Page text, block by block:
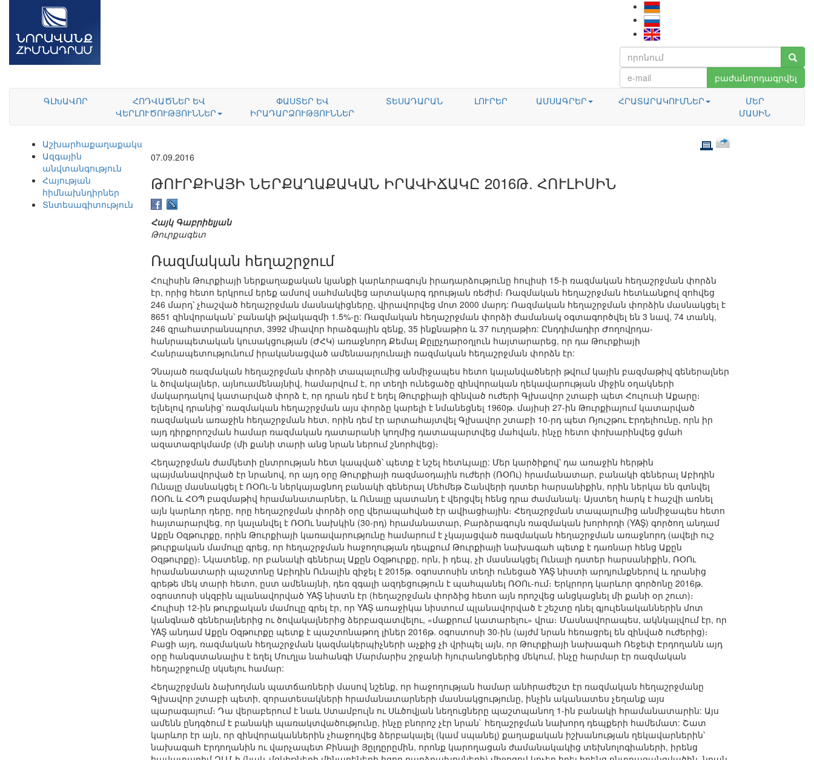
բաժանորդագրվել
ԳԼԽԱՎՈՐ
ՀՈԴՎԱԾՆԵՐ ԵՎ
ՎԵՐԼՈՒԾՈՒԹՅՈՒՆՆԵՐ
ՓԱՍՏԵՐ ԵՎ
ԻՐԱԴԱՐՁՈՒԹՅՈՒՆՆԵՐ
ՏԵՍԱԴԱՐԱՆ ԼՈՒՐԵՐ ԱՄՍԱԳՐԵՐ ՀՐԱՏԱՐԱԿՈՒՄՆԵՐ
ՄԵՐ
ՄԱՍԻՆ
Աշխարհաքաղաքականություն
Ազգային
անվտանգություն
Հայության
հիմնախնդիրներ
Տնտեսագիտություն
07.09.2016
ԹՈՒՐՔԻԱՅԻ ՆԵՐՔԱՂԱՔԱԿԱՆ ԻՐԱՎԻՃԱԿԸ 2016Թ. ՀՈՒԼԻՍԻՆ
Հայկ Գաբրիելյան
Թուրքագետ
Ռազմական հեղաշրջում
Հուլիսին Թուրքիայի ներքաղաքական կյանքի կարևորագույն իրադարձությունը հուլիսի 15-ի ռազմական հեղաշրջման փորձն
էր, որից հետո երկրում երեք ամսով սահմանվեց արտակարգ դրության ռեժիմ։ Ռազմական հեղաշրջման հետևանքով զոհվեց
246 մարդ՝ չհաշված հեղաշրջման մասնակիցները, վիրավորվեց մոտ 2000 մարդ: Ռազմական հեղաշրջման փորձին մասնակցել է
8651 զինվորական՝ բանակի թվակազմի 1.5%-ը: Ռազմական հեղաշրջման փորձի ժամանակ օգտագործվել են 3 նավ, 74 տանկ,
246 զրահատրանսպորտ, 3992 միավոր հրաձգային զենք, 35 ինքնաթիռ և 37 ուղղաթիռ: Ընդդիմադիր Ժողովրդա-
հանրապետական կուսակցության (ԺՀԿ) առաջնորդ Քեմալ Քըլըչդարօղլուն հայտարարեց, որ դա Թուրքիայի
Հանրապետությունում իրականացված ամենաարյունալի ռազմական հեղաշրջման փորձն էր:
Չնայած ռազմական հեղաշրջման փորձի տապալումից անմիջապես հետո կալանվածների թվում կային բազմաթիվ գեներալներ
և ծովակալներ, այնուամենայնիվ, համարվում է, որ տեղի ունեցածը զինվորական ղեկավարության միջին օղակների
մակարդակով կատարված փորձ է, որ դրան դեմ է եղել Թուրքիայի զինված ուժերի Գլխավոր շտաբի պետ Հուլուսի Աքարը։
Ելնելով դրանից՝ ռազմական հեղաշրջման այս փորձը կարելի է նմանեցնել 1960թ. մայիսի 27-ին Թուրքիայում կատարված
ռազմական առաջին հեղաշրջման հետ, որին դեմ էր արտահայտվել Գլխավոր շտաբի 10-րդ պետ Ռյուշթու Էրդելհունը, որն իր
այդ դիրքորոշման համար ռազմական դատարանի կողմից դատապարտվեց մահվան, ինչը հետո փոխարինվեց ցմահ
ազատազրկմամբ (մի քանի տարի անց նրան ներում շնորհվեց)։
Հեղաշրջման ժամկետի ընտրության հետ կապված՝ պետք է նշել հետևյալը: Մեր կարծիքով՝ դա առաջին հերթին
պայմանավորված էր նրանով, որ այդ օրը Թուրքիայի ռազմաօդային ուժերի (ՌՕՈւ) հրամանատար, բանակի գեներալ Աբիդին
Ունալը մասնակցել է ՌՕՈւ-ն ներկայացնող բանակի գեներալ Մեհմեթ Շանվերի դստեր հարսանիքին, որին ներկա են գտնվել
ՌՕՈւ և ՀՕՊ բազմաթիվ հրամանատարներ, և Ունալը պատանդ է վերցվել հենց դրա ժամանակ։ Այստեղ հարկ է հաշվի առնել
այն կարևոր դերը, որը հեղաշրջման փորձի օրը վերապահված էր ավիացիային։ Հեղաշրջման տապալումից անմիջապես հետո
հայտարարվեց, որ կալանվել է ՌՕՈւ նախկին (30-րդ) հրամանատար, Բարձրագույն ռազմական խորհրդի (YAŞ) գործող անդամ
Աքըն Օզթուրքը, որին Թուրքիայի կառավարությունը համարում է չկայացված ռազմական հեղաշրջման առաջնորդ (ավելի ուշ
թուրքական մամուլը գրեց, որ հեղաշրջման հաջողության դեպքում Թուրքիայի նախագահ պետք է դառնար հենց Աքըն
Օզթուրքը)։ Նկատենք, որ բանակի գեներալ Աքըն Օզթուրքը, որն, ի դեպ, չի մասնակցել Ունալի դստեր հարսանիքին, ՌՕՈւ
հրամանատարի պաշտոնը Աբիդին Ունալին զիջել է 2015թ. օգոստոսին տեղի ունեցած YAŞ նիստի արդյունքներով և դրանից
գրեթե մեկ տարի հետո, ըստ ամենայնի, դեռ զգալի ազդեցություն է պահպանել ՌՕՈւ-ում։ Երկրորդ կարևոր գործոնը 2016թ.
օգոստոսի սկզբին պլանավորված YAŞ նիստն էր (հեղաշրջման փորձից հետո այն որոշվեց անցկացնել մի քանի օր շուտ)։
Հուլիսի 12-ին թուրքական մամուլը գրել էր, որ YAŞ առաջիկա նիստում պլանավորված է շեշտը դնել գյուլենականներին մոտ
կանգնած գեներալներից ու ծովակալներից ձերբազատվելու, «մաքրում կատարելու» վրա։ Մասնավորապես, ակնկալվում էր, որ
YAŞ անդամ Աքըն Օզթուրքը պետք է պաշտոնաթող լիներ 2016թ. օգոստոսի 30-ին (այժմ նրան հեռացրել են զինված ուժերից)։
Բացի այդ, ռազմական հեղաշրջման կազմակերպիչների աչքից չի վրիպել այն, որ Թուրքիայի նախագահ Ռեջեփ Էրդողանն այդ
օրը հանգստանալիս է եղել Մուղլա նահանգի Մարմարիս շրջանի հյուրանոցներից մեկում, ինչը հարմար էր ռազմական
հեղաշրջումը սկսելու համար:
Հեղաշրջման ձախողման պատճառների մասով նշենք, որ հաջողության համար անհրաժեշտ էր ռազմական հեղաշրջմանը
Գլխավոր շտաբի պետի, զորատեսակների հրամանատարների մասնակցությունը, ինչին ականատես չեղանք այս
պարագայում։ Դա վերաբերում է նաև Ստամբուլն ու Սևծովյան նեղուցները պաշտպանող 1-ին բանակի հրամանատարին: Այս
ամենն ընդգծում է բանակի պառակտվածությունը, ինչը բնորոշ չէր նրան` հեղաշրջման նախորդ դեպքերի համեմատ: Շատ
կարևոր էր այն, որ զինվորականներին չհաջողվեց ձերբակալել (կամ սպանել) քաղաքական իշխանության ղեկավարներին՝
նախագահ Էրդողանին ու վարչապետ Բինալի Յըլդըրըմին, որոնք կարողացան ժամանակակից տեխնոլոգիաների, իրենց